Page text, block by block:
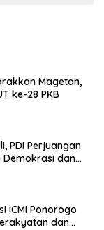
Magetan,
ke-28 PKB
PDI Perjuangan
Demokrasi dan
ICMI Ponorogo
dan